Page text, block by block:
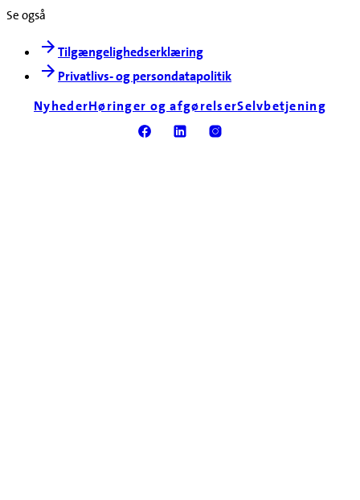
Se også
Tilgængelighedserklæring
Privatlivs- og persondatapolitik
NyhederHøringer og afgørelserSelvbetjening